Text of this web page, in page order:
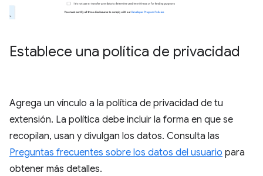
Establece una política de privacidad
Agrega un vínculo a la política de privacidad de tu
extensión. La política debe incluir la forma en que se
recopilan, usan y divulgan los datos. Consulta las
Preguntas frecuentes sobre los datos del usuario para
obtener más detalles.